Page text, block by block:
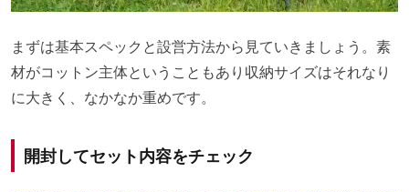
まずは基本スペックと設営方法から見ていきましょう。素
材がコットン主体ということもあり収納サイズはそれなり
に大きく、なかなか重めです。
開封してセット内容をチェック